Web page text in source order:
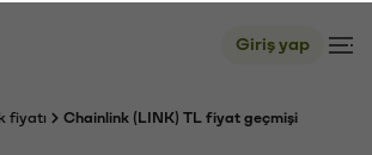
Giriş yap
fiyatı Chainlink (LINK) TL fiyat geçmişi